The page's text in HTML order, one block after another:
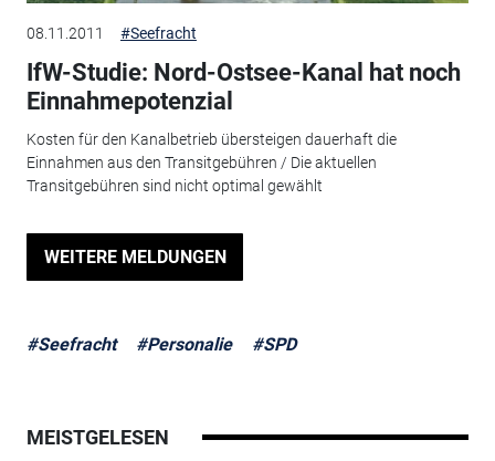
08.11.2011 #Seefracht
IfW-Studie: Nord-Ostsee-Kanal hat noch
Einnahmepotenzial
Kosten für den Kanalbetrieb übersteigen dauerhaft die
Einnahmen aus den Transitgebühren / Die aktuellen
Transitgebühren sind nicht optimal gewählt
WEITERE MELDUNGEN
#Seefracht #Personalie #SPD
MEISTGELESEN